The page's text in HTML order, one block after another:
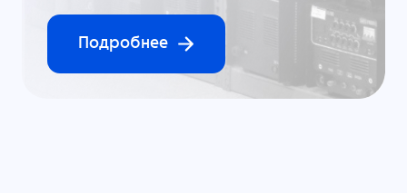
Подробнее